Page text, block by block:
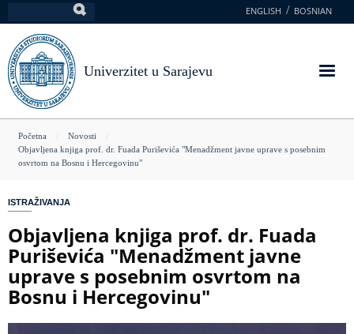
na
glavni
sadržaj
ENGLISH BOSNIAN
Univerzitet u Sarajevu
You
are
Početna
Novosti
Objavljena knjiga prof. dr. Fuada Puriševića "Menadžment javne uprave s posebnim
osvrtom na Bosnu i Hercegovinu"
ISTRAŽIVANJA
Objavljena knjiga prof. dr. Fuada
Puriševića "Menadžment javne
uprave s posebnim osvrtom na
Bosnu i Hercegovinu"